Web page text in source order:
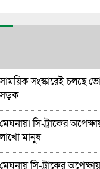
সাময়িক সংস্কারেই চলছে
সড়ক
মেঘনায়l সি-ট্রাকের
লাখো মানুষ
মেঘনায় সি-ট্রাকের